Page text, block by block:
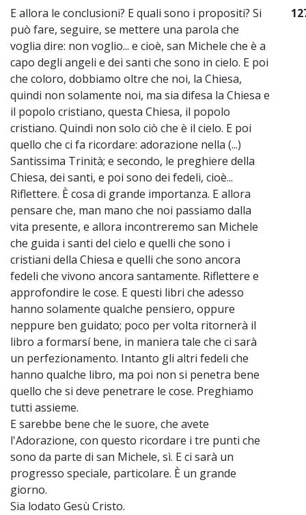
E allora le conclusioni? E quali sono i propositi? Si
può fare, seguire, se mettere una parola che
voglia dire: non voglio... e cioè, san Michele che è a
capo degli angeli e dei santi che sono in cielo. E poi
che coloro, dobbiamo oltre che noi, la Chiesa,
quindi non solamente noi, ma sia difesa la Chiesa e
il popolo cristiano, questa Chiesa, il popolo
cristiano. Quindi non solo ciò che è il cielo. E poi
quello che ci fa ricordare: adorazione nella (...)
Santissima Trinità; e secondo, le preghiere della
Chiesa, dei santi, e poi sono dei fedeli, cioè...
Riflettere. È cosa di grande importanza. E allora
pensare che, man mano che noi passiamo dalla
vita presente, e allora incontreremo san Michele
che guida i santi del cielo e quelli che sono i
cristiani della Chiesa e quelli che sono ancora
fedeli che vivono ancora santamente. Riflettere e
approfondire le cose. E questi libri che adesso
hanno solamente qualche pensiero, oppure
neppure ben guidato; poco per volta ritornerà il
libro a formarsí bene, in maniera tale che ci sarà
un perfezionamento. Intanto gli altri fedeli che
hanno qualche libro, ma poi non si penetra bene
quello che si deve penetrare le cose. Preghiamo
tutti assieme.
E sarebbe bene che le suore, che avete
l'Adorazione, con questo ricordare i tre punti che
sono da parte di san Michele, sì. E ci sarà un
progresso speciale, particolare. È un grande
giorno.
Sia lodato Gesù Cristo.